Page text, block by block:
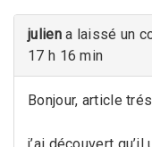
julien a laissé un
17 h 16 min
Bonjour, article